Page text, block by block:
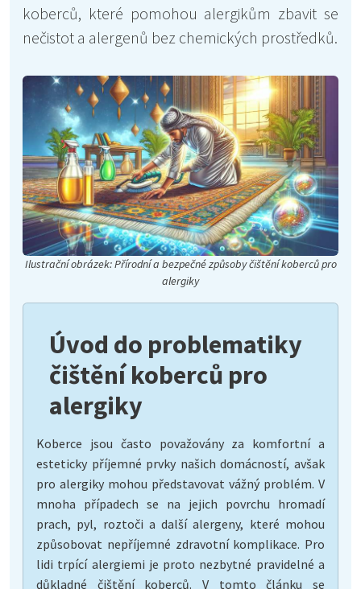
koberců, které pomohou alergikům zbavit se
nečistot a alergenů bez chemických prostředků.
Ilustrační obrázek: Přírodní a bezpečné způsoby čištění koberců pro
alergiky
Úvod do problematiky
čištění koberců pro
alergiky
Koberce jsou často považovány za komfortní a
esteticky příjemné prvky našich domácností, avšak
pro alergiky mohou představovat vážný problém. V
mnoha případech se na jejich povrchu hromadí
prach, pyl, roztoči a další alergeny, které mohou
způsobovat nepříjemné zdravotní komplikace. Pro
lidi trpící alergiemi je proto nezbytné pravidelné a
důkladné čištění koberců. V tomto článku se